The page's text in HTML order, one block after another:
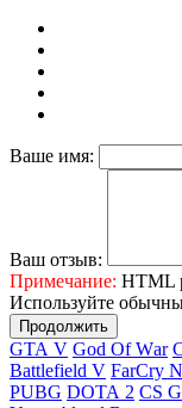
Ваше имя:
Ваш отзыв:
Примечание: HTML
Используйте
Продолжить
GТА V Gоd Оf Wаr
Ваttlеfiеld V FаrСry
РUВG DОТА 2 СS